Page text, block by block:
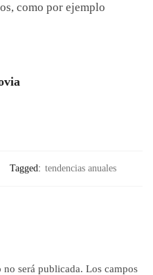
como por ejemplo
Tagged: tendencias anuales
será publicada. Los campos